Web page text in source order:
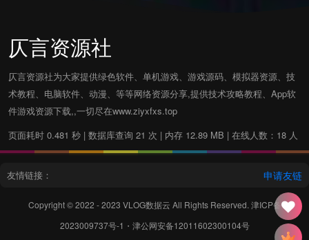
仄言资源社
仄言资源社为大家提供绿色软件、单机游戏、游戏源码、模拟器资源、技
术教程、电脑软件、动漫、等等网络资源分享,提供技术攻略教程、App软
件游戏资源下载,,一切尽在www.ziyxfxs.top
页面耗时 0.481 秒 | 数据库查询 21 次 | 内存 12.89 MB | 在线人数：18 人
友情链接： 申请友链
Copyright © 2022 - 2023 VLOG数据云 All Rights Reserved. 津ICP备
2023009737号-1 ・ 津公网安备12011602300104号